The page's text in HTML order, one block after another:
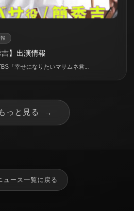
吉】出演情報
「幸せになりたいマサムネ君...
もっと見る →
ュース一覧に戻る